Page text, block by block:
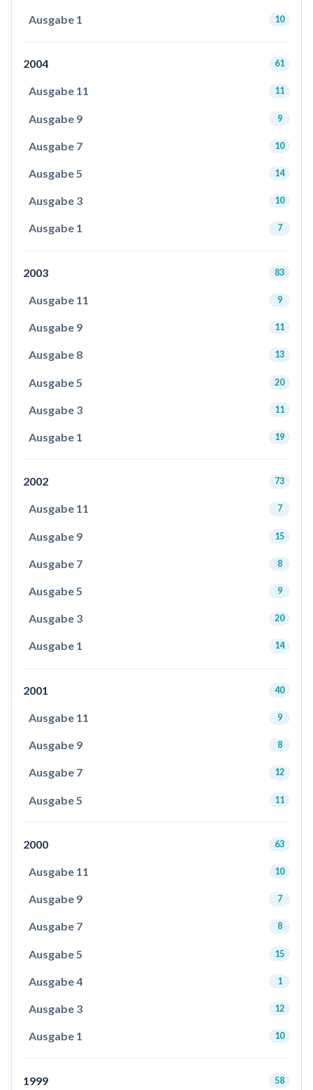
Ausgabe 1 10
2004 61
Ausgabe 11 11
Ausgabe 9 9
Ausgabe 7 10
Ausgabe 5 14
Ausgabe 3 10
Ausgabe 1 7
2003 83
Ausgabe 11 9
Ausgabe 9 11
Ausgabe 8 13
Ausgabe 5 20
Ausgabe 3 11
Ausgabe 1 19
2002 73
Ausgabe 11 7
Ausgabe 9 15
Ausgabe 7 8
Ausgabe 5 9
Ausgabe 3 20
Ausgabe 1 14
2001 40
Ausgabe 11 9
Ausgabe 9 8
Ausgabe 7 12
Ausgabe 5 11
2000 63
Ausgabe 11 10
Ausgabe 9 7
Ausgabe 7 8
Ausgabe 5 15
Ausgabe 4 1
Ausgabe 3 12
Ausgabe 1 10
1999 58